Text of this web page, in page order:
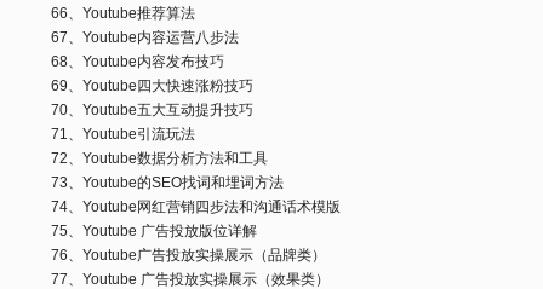
66、Youtube推荐算法
67、Youtube内容运营八步法
68、Youtube内容发布技巧
69、Youtube四大快速涨粉技巧
70、Youtube五大互动提升技巧
71、Youtube引流玩法
72、Youtube数据分析方法和工具
73、Youtube的SEO找词和埋词方法
74、Youtube网红营销四步法和沟通话术模版
75、Youtube 广告投放版位详解
76、Youtube广告投放实操展示（品牌类）
77、Youtube 广告投放实操展示（效果类）